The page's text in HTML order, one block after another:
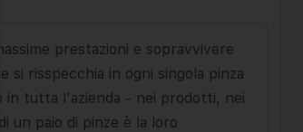
prestazioni e sopravvivere
si risspecchia in ogni singola pinza
in tutta l'azienda - nei prodotti, nei
un paio di pinze è la loro